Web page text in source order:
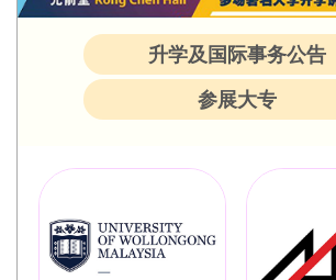
升学及国际事务公告
参展大专